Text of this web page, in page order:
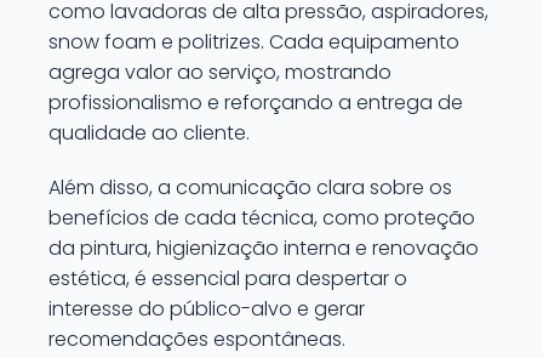
como lavadoras de alta pressão, aspiradores,
snow foam e politrizes. Cada equipamento
agrega valor ao serviço, mostrando
profissionalismo e reforçando a entrega de
qualidade ao cliente.
Além disso, a comunicação clara sobre os
benefícios de cada técnica, como proteção
da pintura, higienização interna e renovação
estética, é essencial para despertar o
interesse do público-alvo e gerar
recomendações espontâneas.